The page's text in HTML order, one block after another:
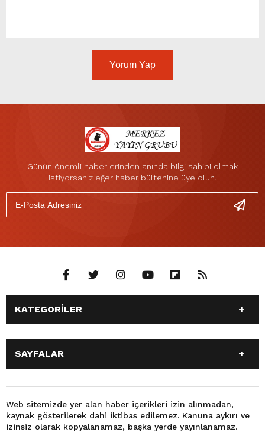
Yorum Yap
Günün önemli haberlerinden anında bilgi sahibi olmak
istiyorsanız eğer haber bültenine üye olun.
KATEGORİLER
ANASAYFA
GÜNDEM
SİYASET
SPOR
EKONOMİ
TEKNOLOJİ
3. SAYFA
BÜYÜKŞEHİR BELEDİYESİ
DÜNYA
FOTO GALERİ
KÜLTÜR SANAT
SAYFALAR
SİYASET
EĞİTİM
SPOR
EKONOMİ
Web sitemizde yer alan haber içerikleri izin alınmadan,
kaynak gösterilerek dahi iktibas edilemez. Kanuna aykırı ve
izinsiz olarak kopyalanamaz, başka yerde yayınlanamaz.